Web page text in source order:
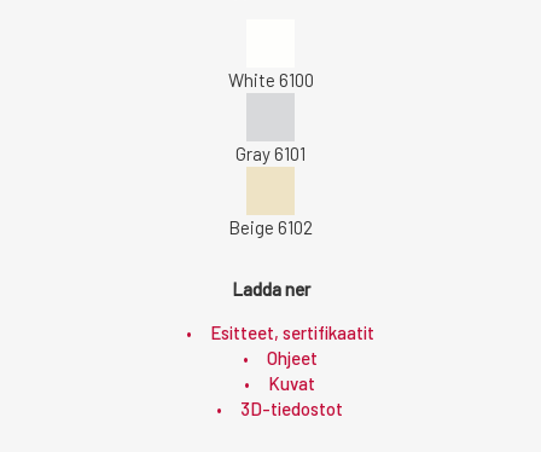
White 6100
Gray 6101
Beige 6102
Ladda ner
Esitteet, sertifikaatit
Ohjeet
Kuvat
3D-tiedostot